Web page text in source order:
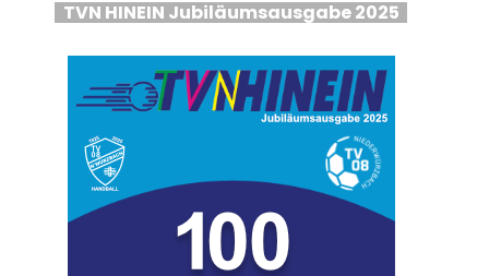
TVN HINEIN Jubiläumsausgabe 2025